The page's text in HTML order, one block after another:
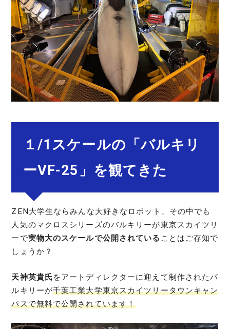
１/1スケールの「バルキリ
ーVF-25」を観てきた
ZEN大学生ならみんな大好きなロボット、その中でも
人気のマクロスシリーズのバルキリーが東京スカイツリ
ーで実物大のスケールで公開されている ことはご存知で
しょうか？
天神英貴氏をアートディレクターに迎えて制作されたバ
ルキリーが千葉工業大学東京スカイツリータウンキャン
パスで無料で公開されています！